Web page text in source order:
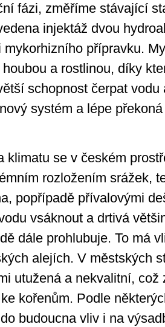
fázi, změříme stávající
injektáž dvou
mykorhizního přípravku.
a rostlinou, díky
schopnost čerpat vodu
systém a lépe
klimatu se v českém
rozložením srážek,
popřípadě přívalovými
vsáknout a drtivá
dále prohlubuje. To má
alejích. V městských
utužená a nekvalitní, což
kořenům. Podle
budoucna vliv i na